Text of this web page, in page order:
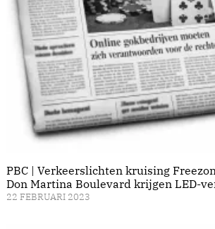
PBC | Verkeerslichten kruising
Don Martina Boulevard krijgen LED-
22 FEBRUARI 2023